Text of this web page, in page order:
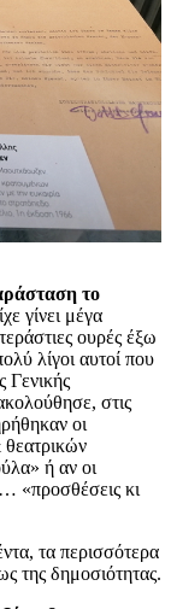
το
γίνει μέγα
ουρές έξω
λίγοι αυτοί που
Γενικής
στις
οι
θεατρικών
ή αν οι
«προσθέσεις κι
τα περισσότερα
της δημοσιότητας.